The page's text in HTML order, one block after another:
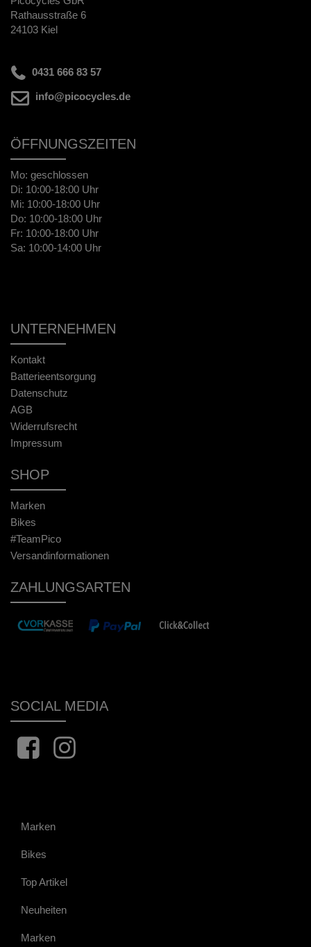
Rathausstraße 6
24103 Kiel
0431 666 83 57
info@picocycles.de
ÖFFNUNGSZEITEN
Mo: geschlossen
Di: 10:00-18:00 Uhr
Mi: 10:00-18:00 Uhr
Do: 10:00-18:00 Uhr
Fr: 10:00-18:00 Uhr
Sa: 10:00-14:00 Uhr
UNTERNEHMEN
Kontakt
Batterieentsorgung
Datenschutz
AGB
Widerrufsrecht
Impressum
SHOP
Marken
Bikes
#TeamPico
Versandinformationen
ZAHLUNGSARTEN
SOCIAL MEDIA
Marken
Bikes
Top Artikel
Neuheiten
Marken